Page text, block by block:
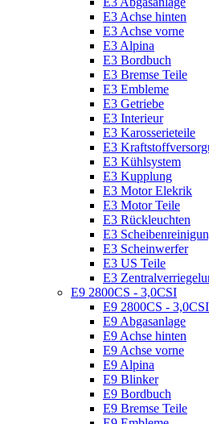
E3 Achse hinten
E3 Achse vorne
E3 Alpina
E3 Bordbuch
E3 Bremse Teile
E3 Embleme
E3 Getriebe
E3 Interieur
E3 Karosserieteile
E3
E3 Kühlsystem
E3 Kupplung
E3 Motor Elekrik
E3 Motor Teile
E3 Rückleuchten
E3
E3 Scheinwerfer
E3 US Teile
E3
E9 2800CS - 3,0CSI
E9 2800CS -
E9 Abgasanlage
E9 Achse hinten
E9 Achse vorne
E9 Alpina
E9 Blinker
E9 Bordbuch
E9 Bremse Teile